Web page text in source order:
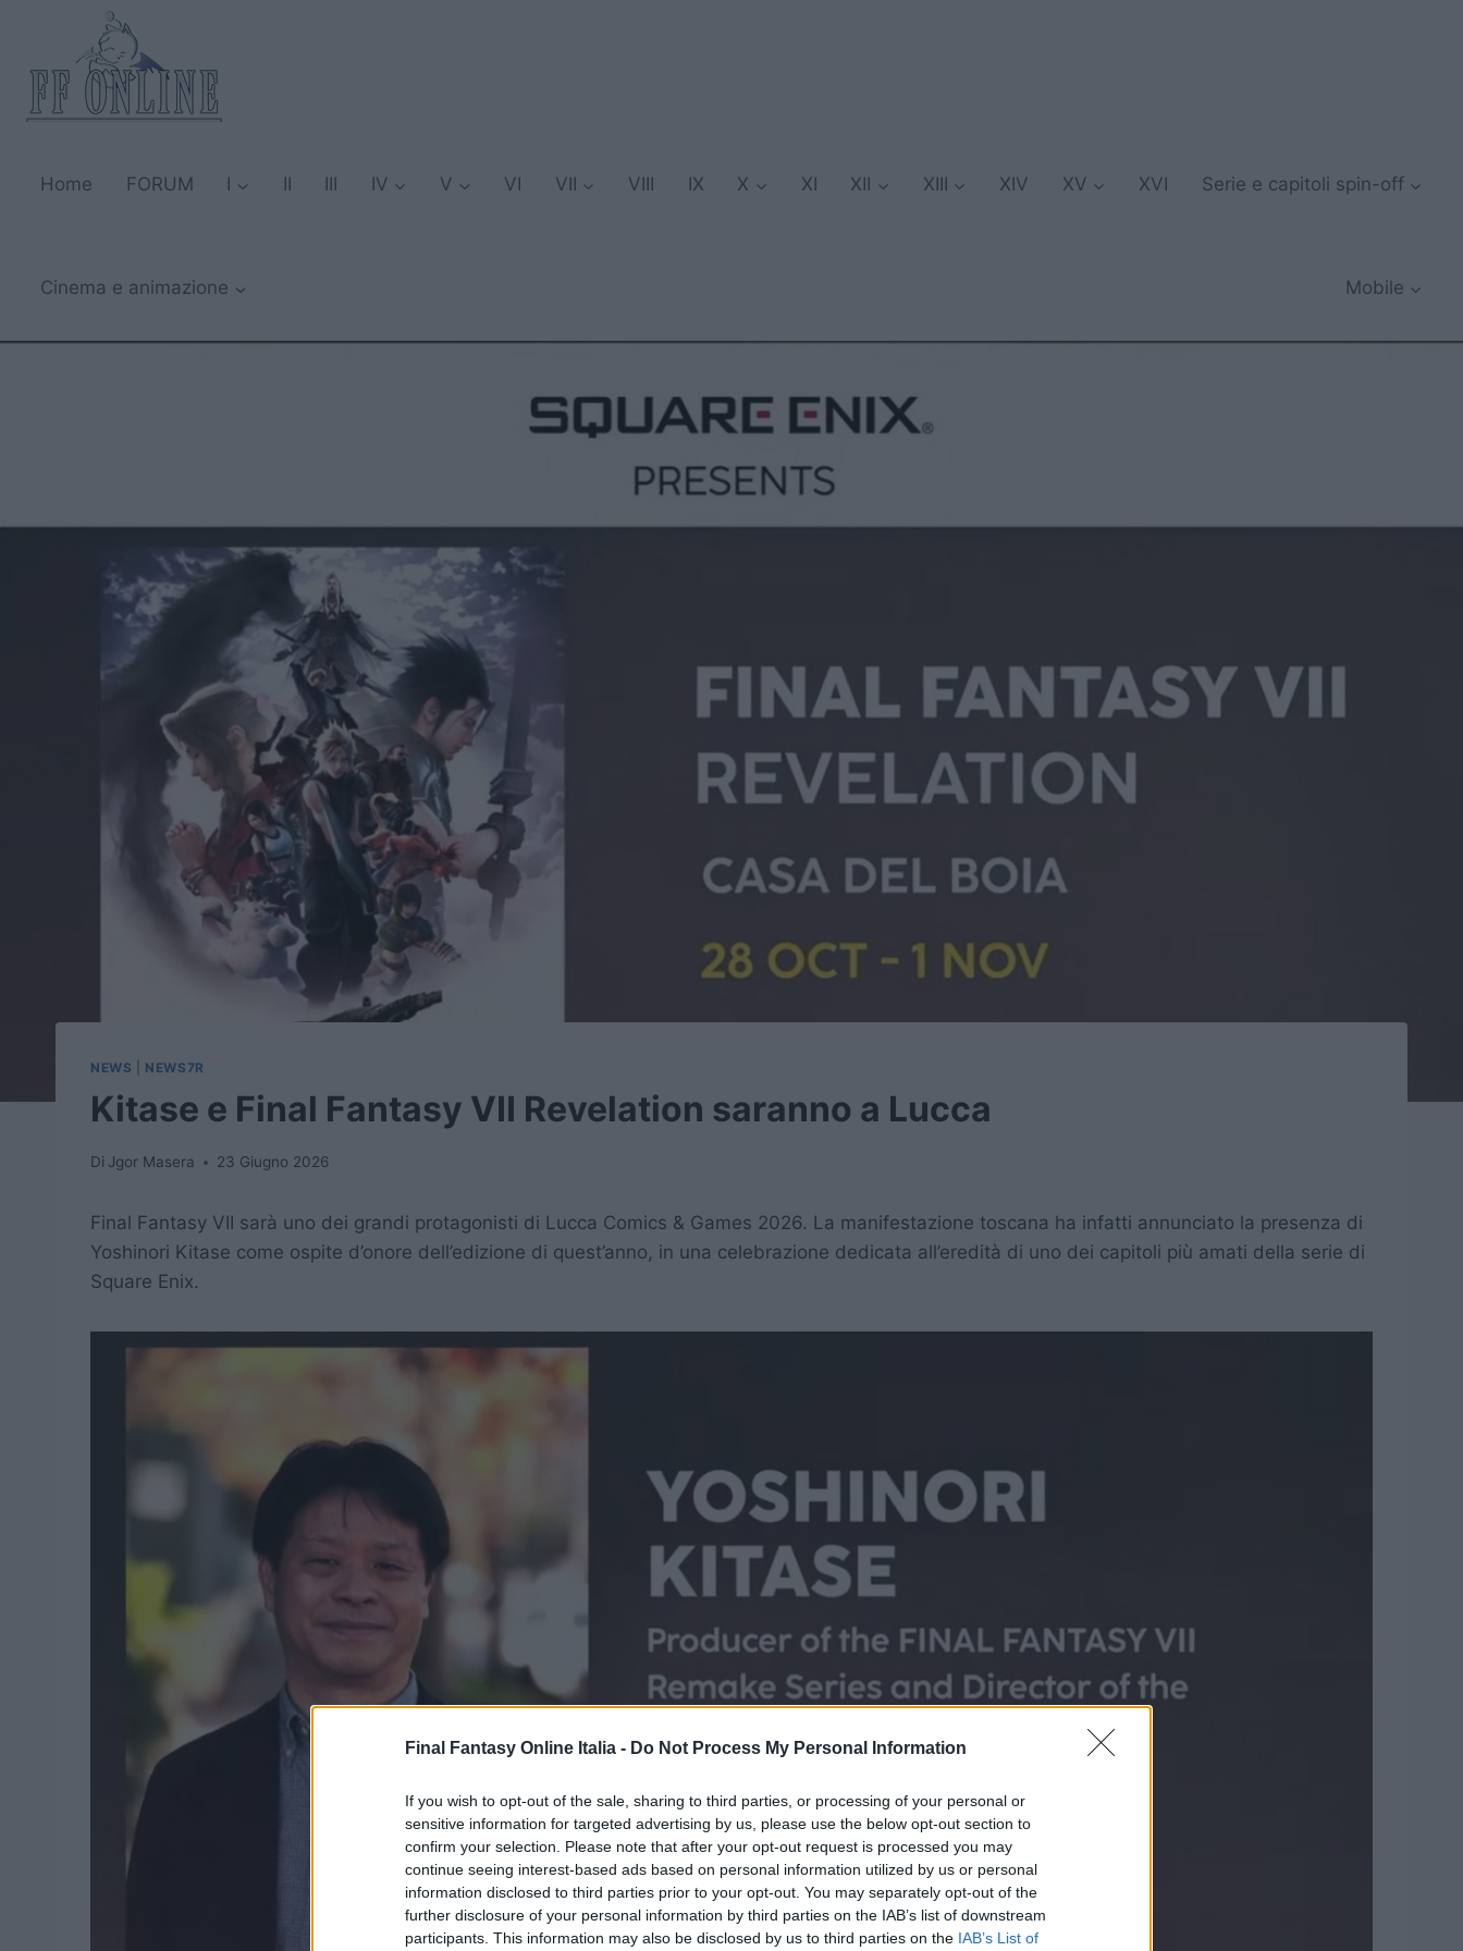
Final Fantasy Online Italia - Do Not Process My Personal Information
If you wish to opt-out of the sale, sharing to third parties, or processing of your personal or
sensitive information for targeted advertising by us, please use the below opt-out section to
confirm your selection. Please note that after your opt-out request is processed you may
continue seeing interest-based ads based on personal information utilized by us or personal
information disclosed to third parties prior to your opt-out. You may separately opt-out of the
further disclosure of your personal information by third parties on the IAB’s list of downstream
participants. This information may also be disclosed by us to third parties on the IAB’s List of
contenuto
Home FORUM I II III IV V VI VII VIII IX X XI XII XIII XIV XV XVI Serie e capitoli spin-off
Cinema e animazione Mobile
NEWS NEWS7R
Kitase e Final Fantasy VII Revelation saranno a Lucca
Di Jgor Masera 23 Giugno 2026
Final Fantasy VII sarà uno dei grandi protagonisti di Lucca Comics & Games 2026. La manifestazione toscana ha infatti annunciato la presenza di
Yoshinori Kitase come ospite d’onore dell’edizione di quest’anno, in una celebrazione dedicata all’eredità di uno dei capitoli più amati della serie di
Square Enix.